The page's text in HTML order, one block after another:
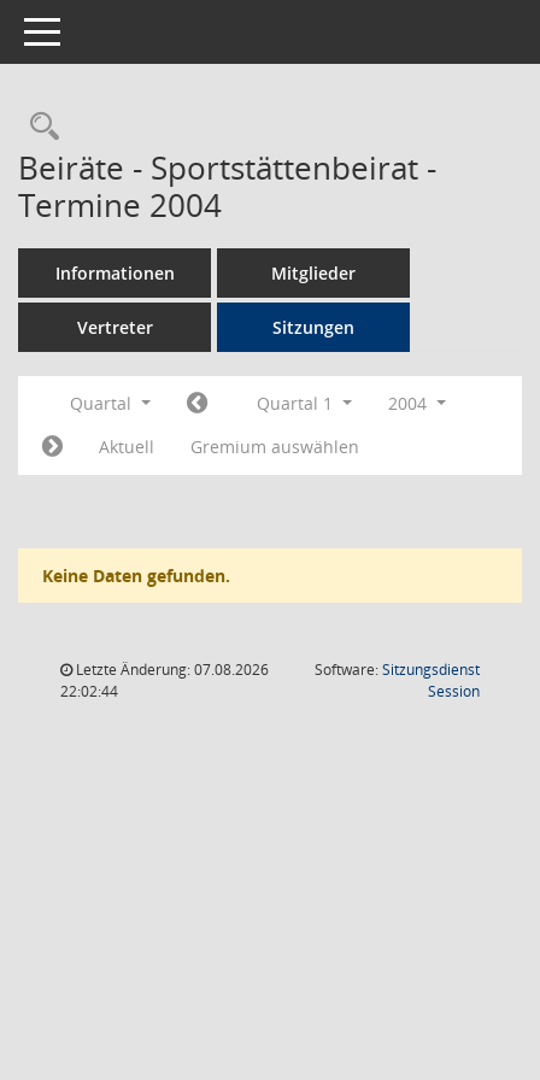
Toggle navigation
Rechercheauswahl
Beiräte - Sportstättenbeirat -
Termine 2004
Informationen Mitglieder
Vertreter Sitzungen
Quartal Quartal 1
2004
Aktuell
Gremium auswählen
Keine Daten gefunden.
Letzte Änderung: 07.08.2026
22:02:44
Software:Sitzungsdienst
Session(Wird in